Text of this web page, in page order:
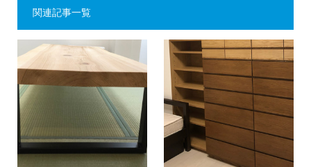
関連記事一覧